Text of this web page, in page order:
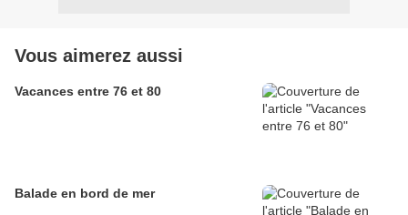
Vous aimerez aussi
Vacances entre 76 et 80
Balade en bord de mer